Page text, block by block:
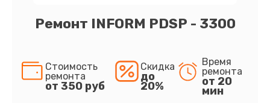
Ремонт INFORM PDSP - 3300
Стоимость
ремонта
от 350 руб
Скидка
до
20%
Время
ремонта
от 20
мин